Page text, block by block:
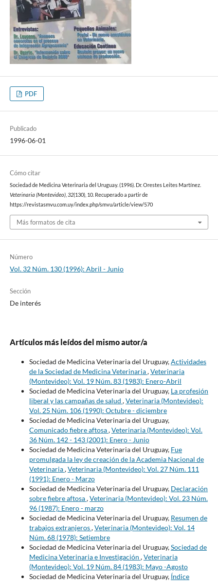
PDF
Publicado
1996-06-01
Cómo citar
Sociedad de Medicina Veterinaria del Uruguay. (1996). Dr. Orestes Leites Martínez.
Veterinaria (Montevideo), 32(130), 10. Recuperado a partir de
https://revistasmvu.com.uy/index.php/smvu/article/view/570
Más formatos de cita
Número
Vol. 32 Núm. 130 (1996): Abril - Junio
Sección
De interés
Artículos más leídos del mismo autor/a
Sociedad de Medicina Veterinaria del Uruguay,Actividades
de la Sociedad de Medicina Veterinaria,Veterinaria
(Montevideo): Vol. 19 Núm. 83 (1983): Enero-Abril
Sociedad de Medicina Veterinaria del Uruguay, La profesión
liberal y las campañas de salud ,Veterinaria (Montevideo):
Vol. 25 Núm. 106 (1990): Octubre - diciembre
Sociedad de Medicina Veterinaria del Uruguay,
Comunicado fiebre aftosa,Veterinaria (Montevideo): Vol.
36 Núm. 142 - 143 (2001): Enero - Junio
Sociedad de Medicina Veterinaria del Uruguay, Fue
promulgada la ley de creación de la Academia Nacional de
Veterinaria,Veterinaria (Montevideo): Vol. 27 Núm. 111
(1991): Enero - Marzo
Sociedad de Medicina Veterinaria del Uruguay, Declaración
sobre fiebre aftosa,Veterinaria (Montevideo): Vol. 23 Núm.
96 (1987): Enero - marzo
Sociedad de Medicina Veterinaria del Uruguay, Resumen de
trabajos extranjeros,Veterinaria (Montevideo): Vol. 14
Núm. 68 (1978): Setiembre
Sociedad de Medicina Veterinaria del Uruguay,Sociedad de
Medicina Veterinaria e Investigación ,Veterinaria
(Montevideo): Vol. 19 Núm. 84 (1983): Mayo -Agosto
Sociedad de Medicina Veterinaria del Uruguay, Índice